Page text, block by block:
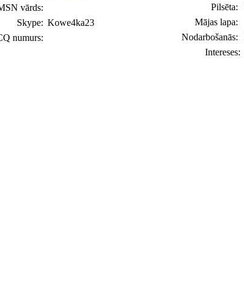
Pilsēta:
Mājas lapa:
Nodarbošanās:
Intereses:
vārds:
Skype: Kowe4ka23
numurs: